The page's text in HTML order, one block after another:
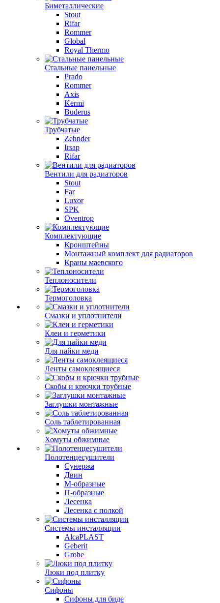
Биметаллические
Stout
Rifar
Rommer
Global
Royal Thermo
Стальные панельные
Prado
Rommer
Axis
Kermi
Buderus
Трубчатые
Zehnder
Irsap
Rifar
Вентили для радиаторов
Stout
Far
Luxor
SPK
Oventrop
Комплектующие
Кронштейны
Монтажный комплект для радиаторов
Краны маевского
Теплоносители
Термоголовка
Смазки и уплотнители
Клеи и герметики
Для пайки меди
Ленты самоклеящиеся
Скобы и крючки трубные
Заглушки монтажные
Соль таблетированная
Хомуты обжимные
Полотенцесушители
Сунержа
Двин
М-образные
П-образные
Лесенка
Лесенка с полкой
Системы инсталляции
AlcaPLAST
Geberit
Grohe
Люки под плитку
Сифоны
Сифoны для биде